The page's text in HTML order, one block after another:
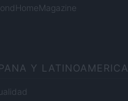
Y LATINOAMERICA